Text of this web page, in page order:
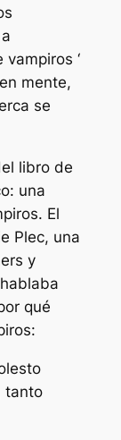
‘
mente,
se
libro de
una
. El
Plec, una
y
qué
:
tanto